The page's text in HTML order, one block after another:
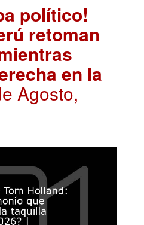
político!
retoman
en la
Agosto,